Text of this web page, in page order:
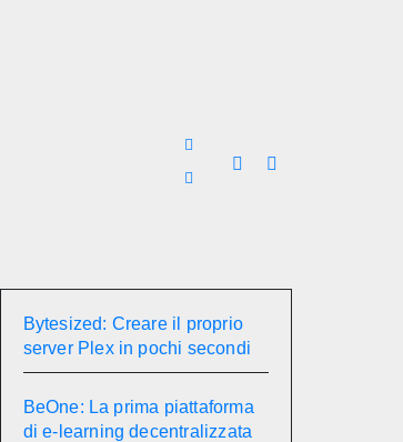
Bytesized: Creare il proprio
server Plex in pochi secondi
BeOne: La prima piattaforma
di e-learning decentralizzata